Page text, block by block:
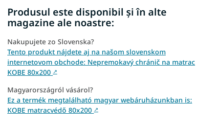
Produsul este disponibil și în alte
magazine ale noastre:
Nakupujete zo Slovenska?
Tento produkt nájdete aj na našom slovenskom
internetovom obchode: Nepremokavý chránič na matrac
KOBE 80x200 ↗
Magyarországról vásárol?
Ez a termék megtalálható magyar webáruházunkban is:
KOBE matracvédő 80x200 ↗